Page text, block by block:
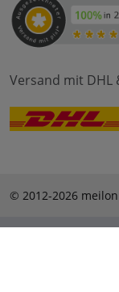
Versand mit DHL
© 2012-2026